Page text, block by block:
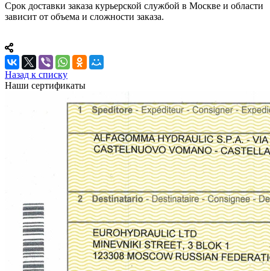
Срок доставки заказа курьерской службой в Москве и области
зависит от объема и сложности заказа.
Назад к списку
Наши сертификаты